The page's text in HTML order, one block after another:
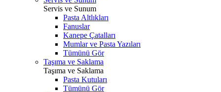
Servis ve Sunum
Pasta Altlıkları
Fanuslar
Kanepe Çatalları
Mumlar ve Pasta Yazıları
Tümünü Gör
Taşıma ve Saklama
Taşıma ve Saklama
Pasta Kutuları
Tümünü Gör